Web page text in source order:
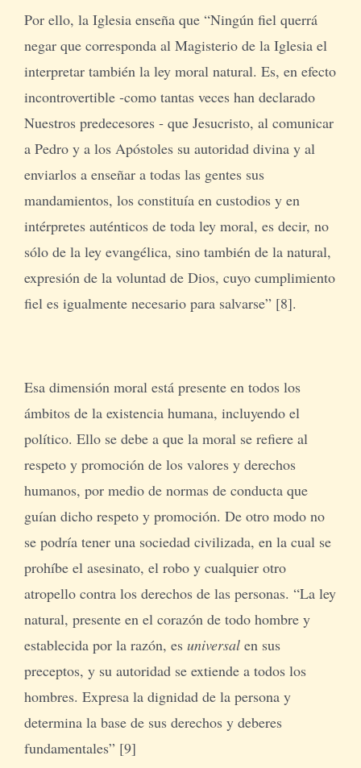
Por ello, la Iglesia enseña que “Ningún fiel querrá
negar que corresponda al Magisterio de la Iglesia el
interpretar también la ley moral natural. Es, en efecto
incontrovertible ‑como tantas veces han declarado
Nuestros predecesores ‑ que Jesucristo, al comunicar
a Pedro y a los Apóstoles su autoridad divina y al
enviarlos a enseñar a todas las gentes sus
mandamientos, los constituía en custodios y en
intérpretes auténticos de toda ley moral, es decir, no
sólo de la ley evangélica, sino también de la natural,
expresión de la voluntad de Dios, cuyo cumplimiento
fiel es igualmente necesario para salvarse” [8].
Esa dimensión moral está presente en todos los
ámbitos de la existencia humana, incluyendo el
político. Ello se debe a que la moral se refiere al
respeto y promoción de los valores y derechos
humanos, por medio de normas de conducta que
guían dicho respeto y promoción. De otro modo no
se podría tener una sociedad civilizada, en la cual se
prohíbe el asesinato, el robo y cualquier otro
atropello contra los derechos de las personas. “La ley
natural, presente en el corazón de todo hombre y
establecida por la razón, es universalen sus
preceptos, y su autoridad se extiende a todos los
hombres. Expresa la dignidad de la persona y
determina la base de sus derechos y deberes
fundamentales” [9]